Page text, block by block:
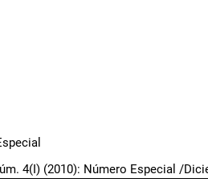
4(I) (2010): Número Especial /